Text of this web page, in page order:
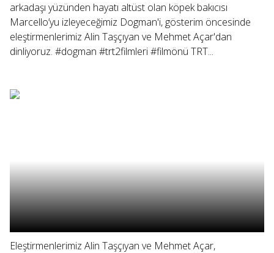
arkadaşı yüzünden hayatı altüst olan köpek bakıcısı
Marcello’yu izleyeceğimiz Dogman'i, gösterim öncesinde
eleştirmenlerimiz Alin Taşçıyan ve Mehmet Açar'dan
dinliyoruz. #dogman #trt2filmleri #filmönü TRT...
Eleştirmenlerimiz Alin Taşçıyan ve Mehmet Açar,